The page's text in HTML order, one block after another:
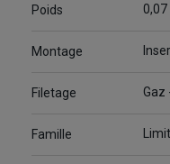
Poids 0,07
Montage
Filetage Gaz
Famille